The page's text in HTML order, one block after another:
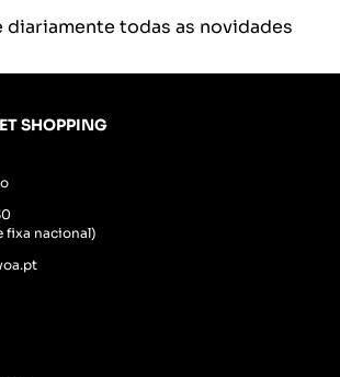
diariamente todas as novidades
SHOPPING
fixa nacional)